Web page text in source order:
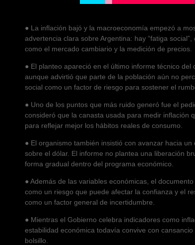
● La inflación bajó y la macroeconomía empezó a
advertencia clara sobre Argentina: hay “fatiga
como el mercado cambiario y la medición de precios.
● El planteo apareció en el último informe técnico
aunque advirtió que parte de la población aún no
social como un factor de riesgo para sostener el
● Uno de los puntos que más ruido generó fue el
consideró que la canasta usada para medir inflación
para reflejar mejor los hábitos reales de consumo.
● El organismo también insistió con avanzar hacia
sobre el dólar. El informe no plantea una liberación
forma gradual dentro del programa económico.
● Además de las variables económicas, el
como un riesgo que puede afectar la confianza y el
como un factor general de incertidumbre.
● Mientras el Gobierno celebra indicadores como
estabilidad económica todavía convive con
bolsillo.